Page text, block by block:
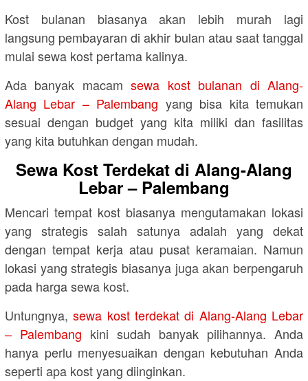
Kost bulanan biasanya akan lebih murah lagi
langsung pembayaran di akhir bulan atau saat tanggal
mulai sewa kost pertama kalinya.
Ada banyak macamsewa kost bulanan di Alang-
Alang Lebar – Palembang yang bisa kita temukan
sesuai dengan budget yang kita miliki dan fasilitas
yang kita butuhkan dengan mudah.
Sewa Kost Terdekat di Alang-Alang
Lebar – Palembang
Mencari tempat kost biasanya mengutamakan lokasi
yang strategis salah satunya adalah yang dekat
dengan tempat kerja atau pusat keramaian. Namun
lokasi yang strategis biasanya juga akan berpengaruh
pada harga sewa kost.
Untungnya,sewa kost terdekat di Alang-Alang Lebar
– Palembang kini sudah banyak pilihannya. Anda
hanya perlu menyesuaikan dengan kebutuhan Anda
seperti apa kost yang diinginkan.